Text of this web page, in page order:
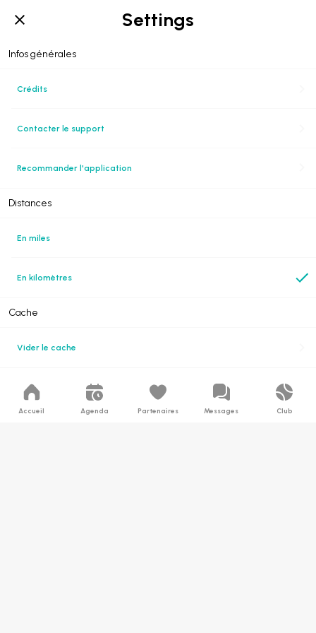
Settings
Infos générales
Crédits
Contacter le support
Recommander l'application
Distances
En miles
En kilomètres
Cache
Vider le cache
Accueil Agenda Partenaires Messages Club